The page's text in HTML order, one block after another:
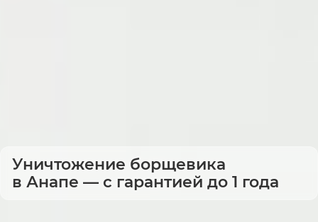
Уничтожение борщевика
в Анапе — с гарантией до 1 года